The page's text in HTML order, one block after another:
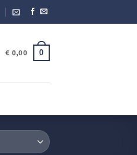
€ 0,00 0